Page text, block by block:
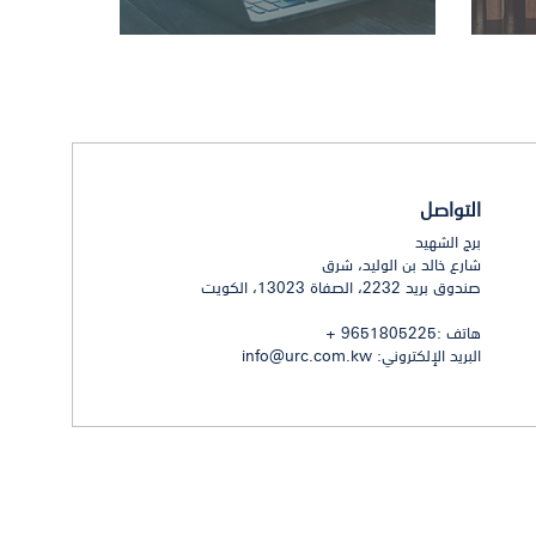
مجلس إدارتها
التواصل
برج الشهيد
شارع خالد بن الوليد، شرق
صندوق بريد 2232، الصفاة 13023، الكويت
هاتف :9651805225 +
البريد الإلكتروني: info@urc.com.kw